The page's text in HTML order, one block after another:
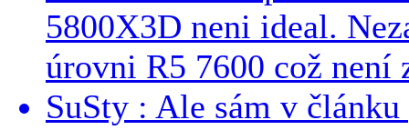
5800X3D neni ideal.
úrovni R5 7600 což není
SuSty : Ale sám v